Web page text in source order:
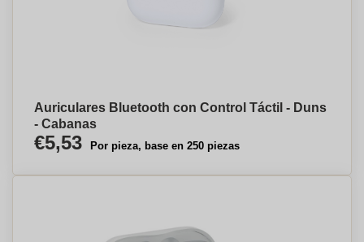
Auriculares Bluetooth con Control Táctil - Duns
- Cabanas
€5,53 Por pieza, base en 250 piezas